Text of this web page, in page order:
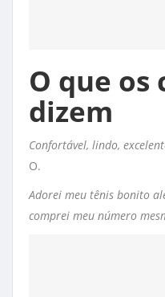
O que os
dizem
Confortável, lindo,
O.
Adorei meu tênis bonito
comprei meu número